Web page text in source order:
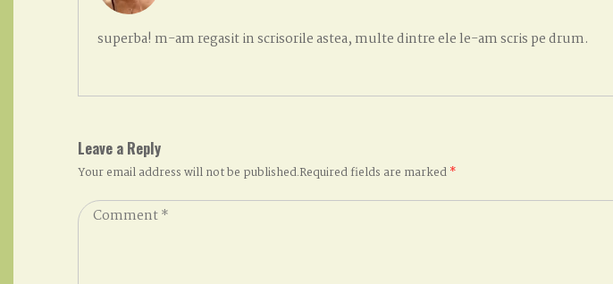
superba! m-am regasit in scrisorile astea, multe dintre ele le-am scris pe drum.
Leave a Reply
Your email address will not be published.Required fields are marked*
Comment